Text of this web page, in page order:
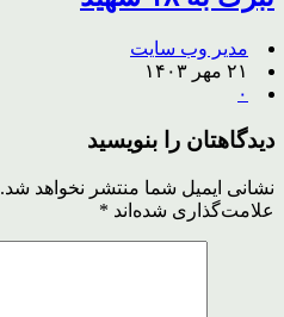
مدیر وب سایت
۲۱ مهر ۱۴۰۳
۰
دیدگاهتان را بنویسید
نشانی ایمیل شما منتشر نخواهد شد.
علامت‌گذاری شده‌اند *